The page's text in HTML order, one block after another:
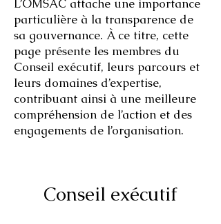
L’OMSAC attache une importance
particulière à la transparence de
sa gouvernance. À ce titre, cette
page présente les membres du
Conseil exécutif, leurs parcours et
leurs domaines d’expertise,
contribuant ainsi à une meilleure
compréhension de l’action et des
engagements de l’organisation.
Conseil exécutif